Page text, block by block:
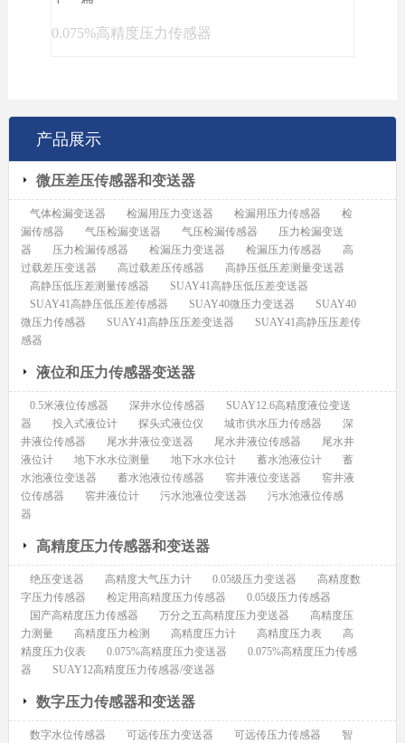
0.075%高精度压力传感器
产品展示
微压差压传感器和变送器
气体检漏变送器 检漏用压力变送器 检漏用压力传感器
检
漏传感器
气压检漏变送器 气压检漏传感器
压力检漏变送
器
压力检漏传感器 检漏压力变送器 检漏压力传感器
高
过载差压变送器
高过载差压传感器
高静压低压差测量变送器
高静压低压差测量传感器
SUAY41高静压低压差变送器
SUAY41高静压低压差传感器
SUAY40微压力变送器
SUAY40
微压力传感器
SUAY41高静压压差变送器
SUAY41高静压压差传
感器
液位和压力传感器变送器
0.5米液位传感器 深井水位传感器
SUAY12.6高精度液位变送
器
投入式液位计 探头式液位仪 城市供水压力传感器
深
井液位传感器
尾水井液位变送器 尾水井液位传感器
尾水井
液位计
地下水水位测量 地下水水位计 蓄水池液位计
蓄
水池液位变送器
蓄水池液位传感器 窖井液位变送器
窖井液
位传感器
窖井液位计 污水池液位变送器
污水池液位传感
器
高精度压力传感器和变送器
绝压变送器 高精度大气压力计 0.05级压力变送器
高精度数
字压力传感器
检定用高精度压力传感器
0.05级压力传感器
国产高精度压力传感器
万分之五高精度压力变送器
高精度压
力测量
高精度压力检测 高精度压力计 高精度压力表
高
精度压力仪表
0.075%高精度压力变送器
0.075%高精度压力传感
器
SUAY12高精度压力传感器/变送器
数字压力传感器和变送器
数字水位传感器 可远传压力变送器 可远传压力传感器
智